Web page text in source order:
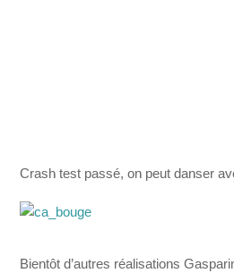
Crash test passé, on peut danser
Bientôt d’autres réalisations